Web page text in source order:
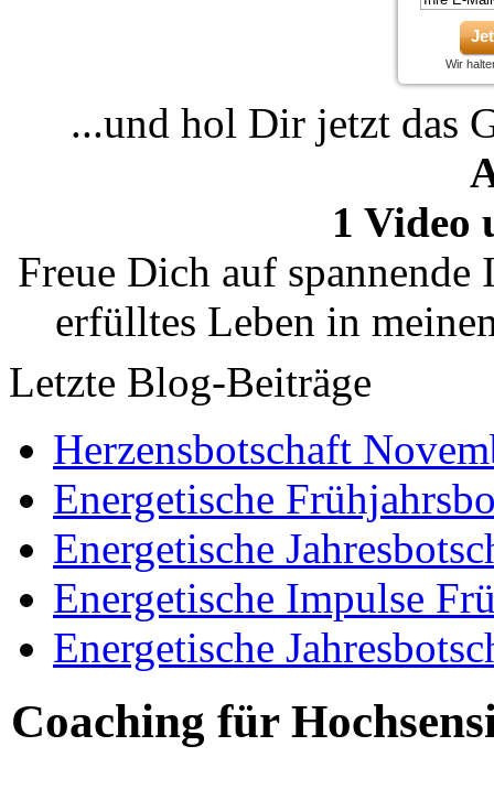
Wir
...und hol Dir jetzt das
1 Video
Freue Dich auf
erfülltes Leben in
Letzte Blog-Beiträge
Herzensbotschaft
Energetische
Energetische
Energetische Impulse
Energetische
Coaching für